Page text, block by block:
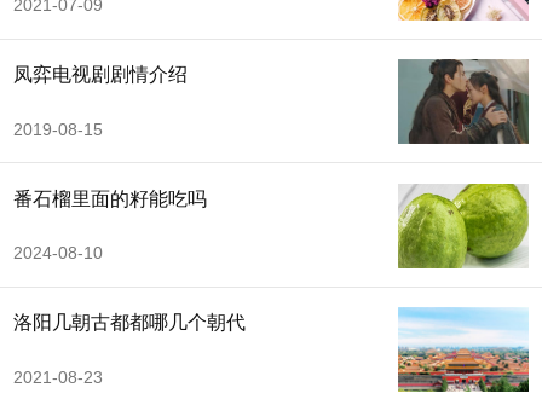
2021-07-09
凤弈电视剧剧情介绍
2019-08-15
番石榴里面的籽能吃吗
2024-08-10
洛阳几朝古都都哪几个朝代
2021-08-23